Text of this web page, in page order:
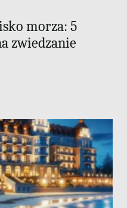
morza: 5
zwiedzanie